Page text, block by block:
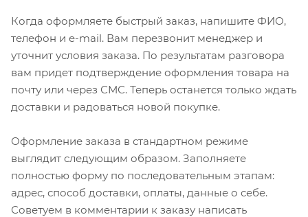
Когда оформляете быстрый заказ, напишите ФИО,
телефон и e-mail. Вам перезвонит менеджер и
уточнит условия заказа. По результатам разговора
вам придет подтверждение оформления товара на
почту или через СМС. Теперь останется только ждать
доставки и радоваться новой покупке.
Оформление заказа в стандартном режиме
выглядит следующим образом. Заполняете
полностью форму по последовательным этапам:
адрес, способ доставки, оплаты, данные о себе.
Советуем в комментарии к заказу написать